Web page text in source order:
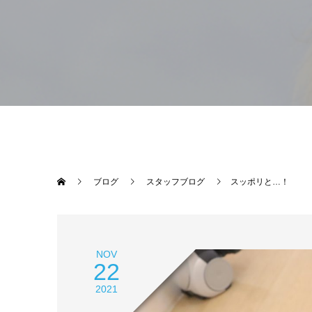
ブログ スタッフブログ スッポリと…！
NOV
22
2021